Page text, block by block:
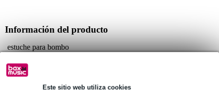
Este sitio web utiliza cookies
Información del producto
estuche para bombo
estuche semirrígido gracias a la espuma Propadd P2
Especificaciones completas